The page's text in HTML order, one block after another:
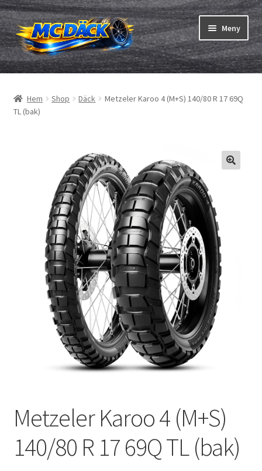
Hoppa
till
navigering
Hoppa
till
innehåll
Meny
Däck
Slangar & fälgband
Hem Shop Däck
Metzeler Karoo 4 (M+S) 140/80 R 17 69Q
TL (bak)
Metzeler Karoo 4 (M+S)
140/80 R 17 69Q TL (bak)